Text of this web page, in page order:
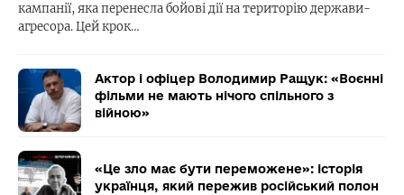
кампанії, яка перенесла бойові дії на територію держави-
агресора. Цей крок…
Актор і офіцер Володимир Ращук: «Воєнні
фільми не мають нічого спільного з
війною»
«Це зло має бути переможене»: історія
українця, який пережив російський полон